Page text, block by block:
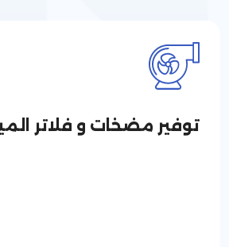
توفير مضخات و فلاتر